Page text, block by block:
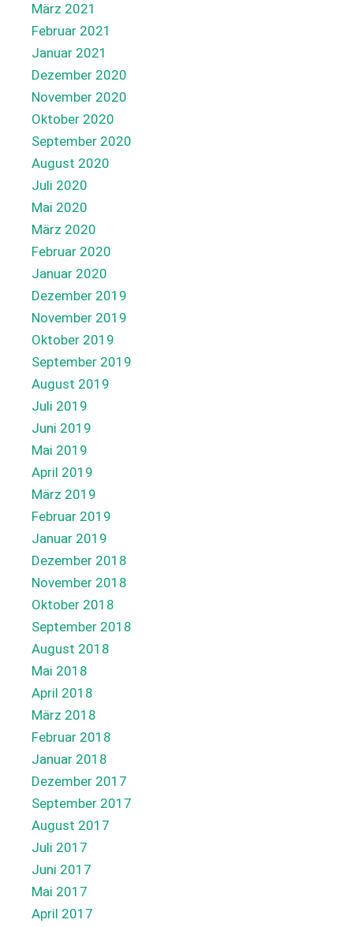
März 2021
Februar 2021
Januar 2021
Dezember 2020
November 2020
Oktober 2020
September 2020
August 2020
Juli 2020
Mai 2020
März 2020
Februar 2020
Januar 2020
Dezember 2019
November 2019
Oktober 2019
September 2019
August 2019
Juli 2019
Juni 2019
Mai 2019
April 2019
März 2019
Februar 2019
Januar 2019
Dezember 2018
November 2018
Oktober 2018
September 2018
August 2018
Mai 2018
April 2018
März 2018
Februar 2018
Januar 2018
Dezember 2017
September 2017
August 2017
Juli 2017
Juni 2017
Mai 2017
April 2017